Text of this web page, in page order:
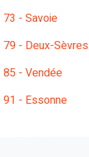
73 - Savoie
79 - Deux-Sèvres
85 - Vendée
91 - Essonne